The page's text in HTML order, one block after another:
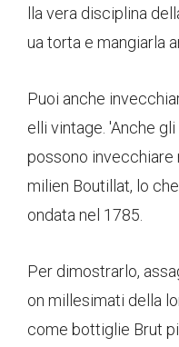
lla vera disciplina
ua torta e mangiarla
Puoi anche
elli vintage. 'Anche
possono invecchiare
milien Boutillat, lo
ondata nel 1785.
Per dimostrarlo,
on millesimati della
come bottiglie Brut